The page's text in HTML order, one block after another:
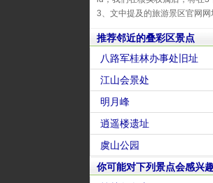
3、文中提及的旅游景区官网
推荐邻近的叠彩区景点
八路军桂林办事处旧址
江山会景处
明月峰
逍遥楼遗址
虞山公园
你可能对下列景点会感兴